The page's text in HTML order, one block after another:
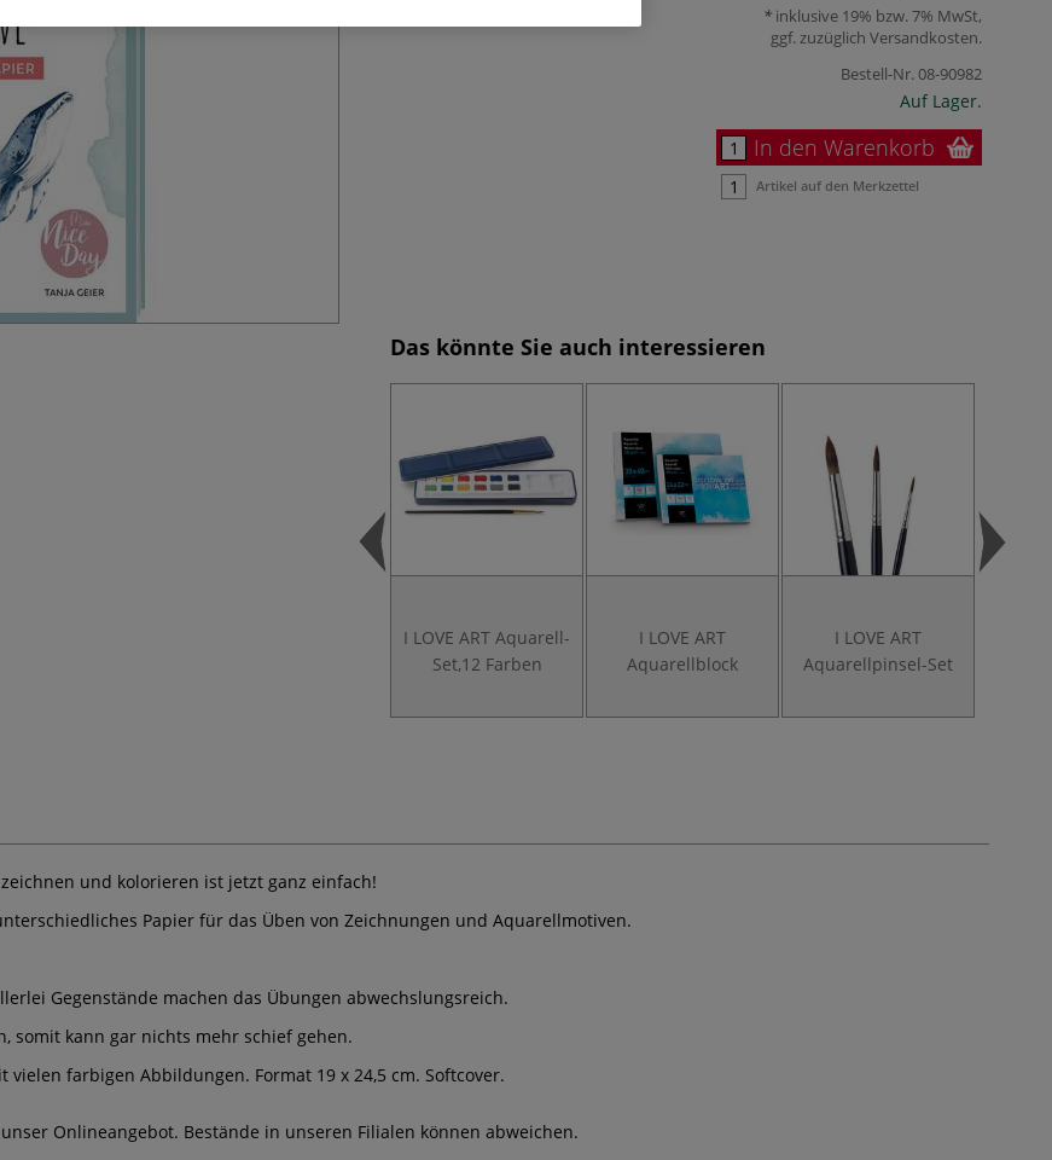
inklusive 19% bzw. 7% MwSt,
ggf. zuzüglich Versandkosten.
Bestell-Nr.08-90982
Auf Lager.
In den Warenkorb
Artikel auf den Merkzettel
Das könnte Sie auch interessieren
I LOVE ART Aquarell-
Set,12 Farben
I LOVE ART
Aquarellblock
I LOVE ART
Aquarellpinsel-Set
und kolorieren ist jetzt ganz einfach!
Papier für das Üben von Zeichnungen und Aquarellmotiven.
Gegenstände machen das Übungen abwechslungsreich.
somit kann gar nichts mehr schief gehen.
vielen farbigen Abbildungen. Format 19 x 24,5 cm. Softcover.
Onlineangebot. Bestände in unseren Filialen können abweichen.